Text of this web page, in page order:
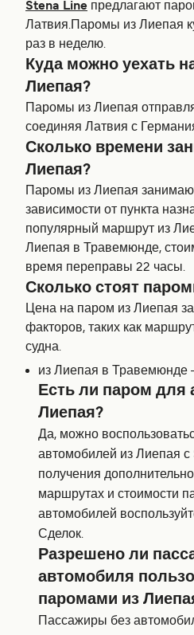
Stena Line предлагают
Латвия.Паромы из Лиепая
раз в неделю.
Куда можно уехать
Лиепая?
Паромы из Лиепая
соединяя Латвия с
Сколько времени
Лиепая?
Паромы из Лиепая
зависимости от пункта
популярный маршрут из
Лиепая в Травемюнде,
время переправы 22 часы.
Сколько стоят
Цена на паром из Лиепая
факторов, таких как
судна.
из Лиепая в Травемюнде
Есть ли паром для
Лиепая?
Да, можно
автомобилей из Лиепая с
получения
маршрутах и стоимости
автомобилей
Сделок.
Разрешено ли
автомобиля
паромами из
Пассажиры без